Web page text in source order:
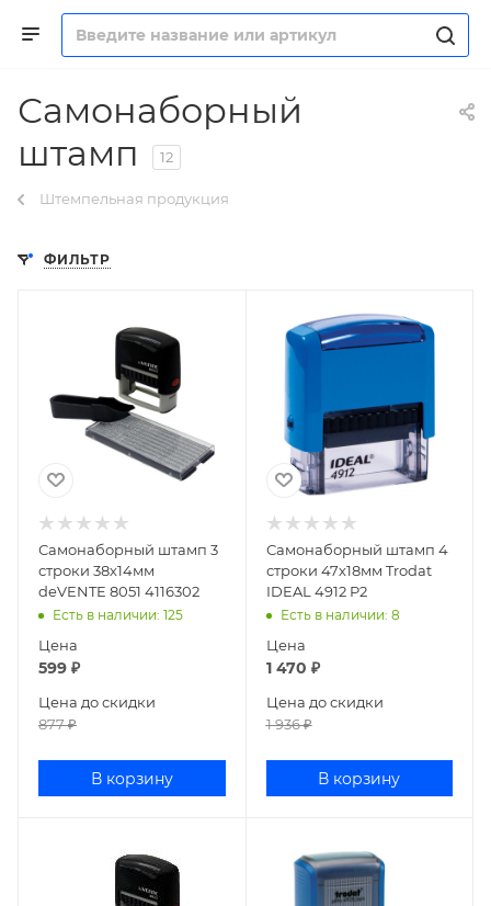
Самонаборный
штамп
12
Штемпельная продукция
ФИЛЬТР
Самонаборный штамп 3
строки 38х14мм
deVENTE 8051 4116302
Есть в наличии: 125
Цена
599 ₽
Цена до скидки
877₽
В корзину
Самонаборный штамп 4
строки 47х18мм Trodat
IDEAL 4912 P2
Есть в наличии: 8
Цена
1 470 ₽
Цена до скидки
1 936₽
В корзину